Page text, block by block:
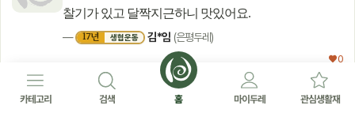
찰기가 있고 달짝지근하니 맛있어요.
— 17년 생협운동 김*임 (은평두레)
♥ 0
왕소금(천일염*3kg)
카테고리 검색 홈 마이두레 관심생활재